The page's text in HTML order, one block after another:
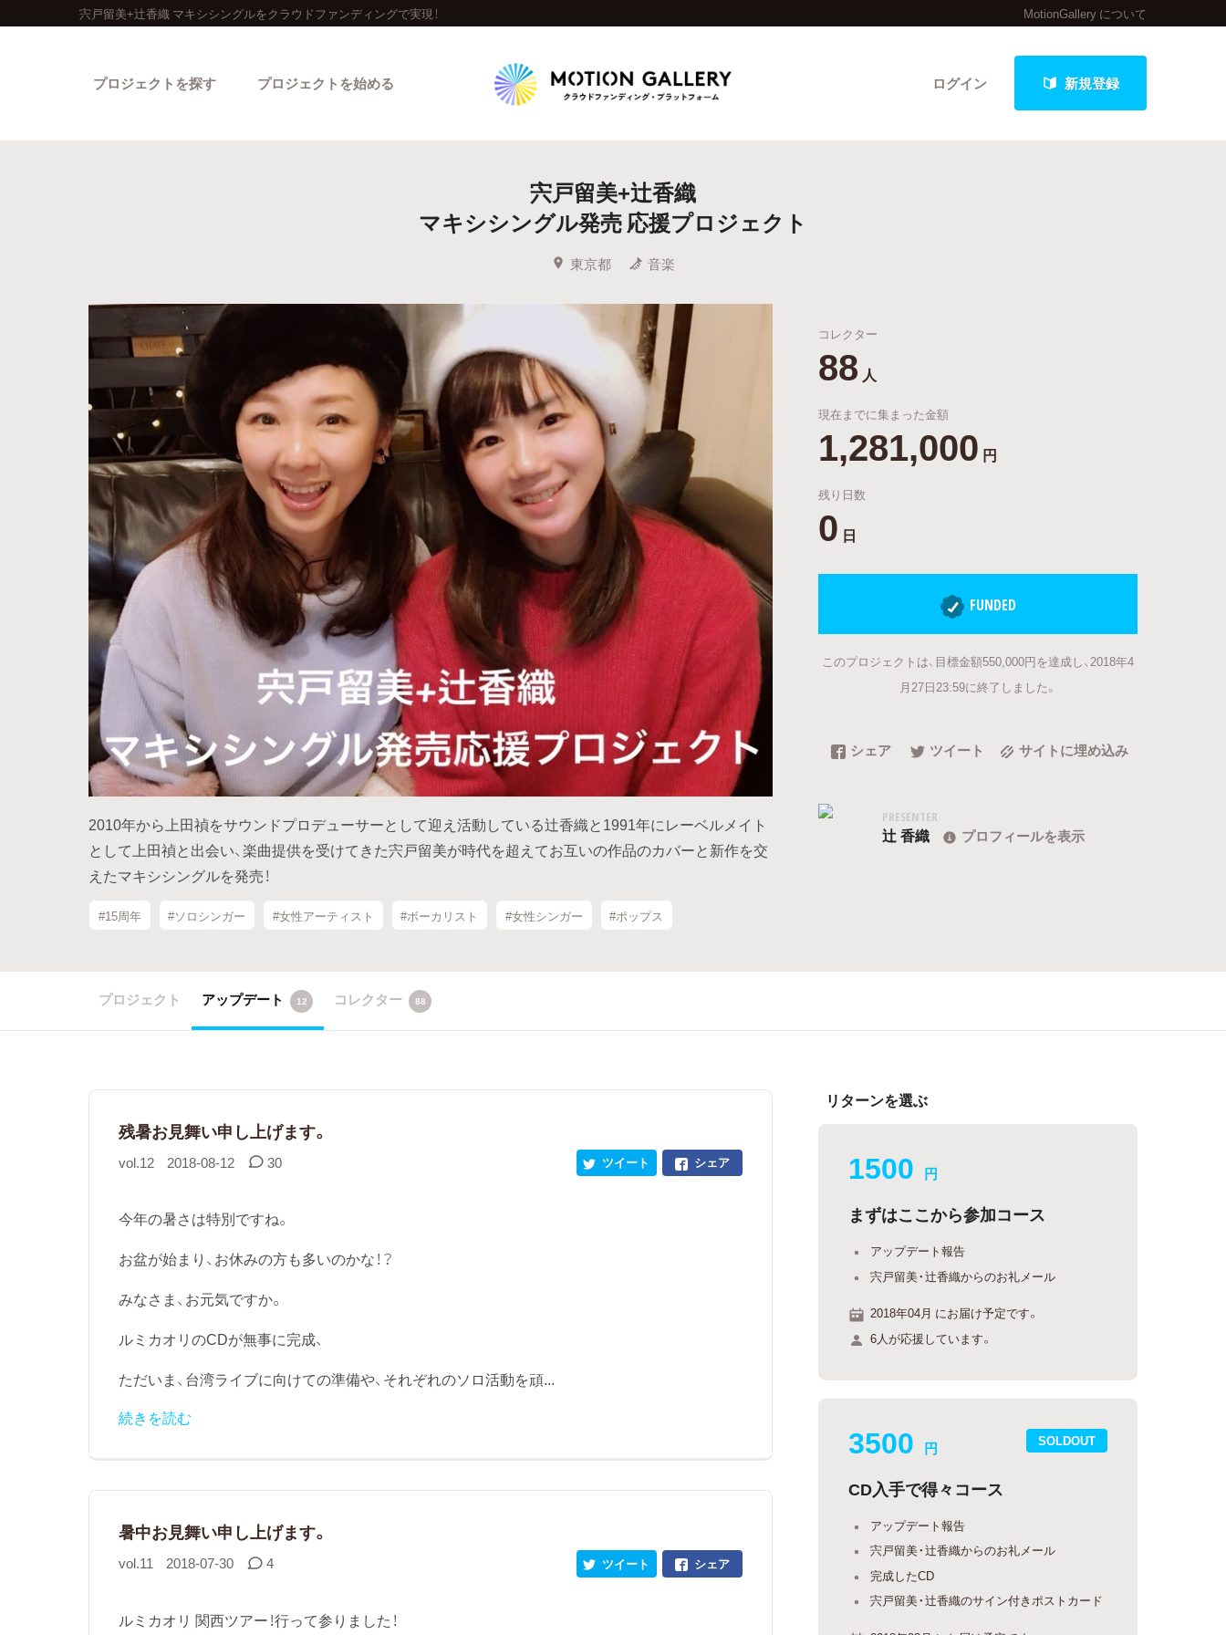
宍戸留美+辻香織 マキシシングルをクラウドファンディングで実現！ MotionGallery について
ログイン 新規登録
プロジェクトを探す
新着プロジェクト
Feature
カテゴリーから探す タグから探す キュレーターから探す 特集から探す
Legendary
最新達成プロジェクト 調達額が大きいプロジェクト
プロジェクトを始める
宍戸留美+辻香織
マキシシングル発売 応援プロジェクト
東京都 音楽
2010年から上田禎をサウンドプロデューサーとして迎え活動している辻香織と1991年にレーベルメイト
として上田禎と出会い、楽曲提供を受けてきた宍戸留美が時代を超えてお互いの作品のカバーと新作を交
えたマキシシングルを発売！
#15周年 #ソロシンガー #女性アーティスト #ボーカリスト #女性シンガー #ポップス
コレクター
88 人
現在までに集まった金額
1,281,000 円
残り日数
0 日
FUNDED
このプロジェクトは、目標金額550,000円を達成し、2018年4
月27日23:59に終了しました。
シェア ツイート サイトに埋め込み
PRESENTER
辻 香織 プロフィールを表示
プロジェクト アップデート 12 コレクター 88
残暑お見舞い申し上げます。
vol.12 2018-08-12 30 シェア
ツイート
今年の暑さは特別ですね。
お盆が始まり、お休みの方も多いのかな！？
みなさま、お元気ですか。
ルミカオリのCDが無事に完成、
ただいま、台湾ライブに向けての準備や、それぞれのソロ活動を頑...
続きを読む
暑中お見舞い申し上げます。
vol.11 2018-07-30 4 シェア
ツイート
ルミカオリ 関西ツアー！行って参りました！
リターンを選ぶ
1500 円
まずはここから参加コース
アップデート報告
宍戸留美・辻香織からのお礼メール
2018年04月 にお届け予定です。
6人が応援しています。
SOLDOUT
3500 円
CD入手で得々コース
アップデート報告
宍戸留美・辻香織からのお礼メール
完成したCD
宍戸留美・辻香織のサイン付きポストカード